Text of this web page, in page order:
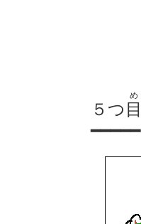
５つ 目
め
━━━━━